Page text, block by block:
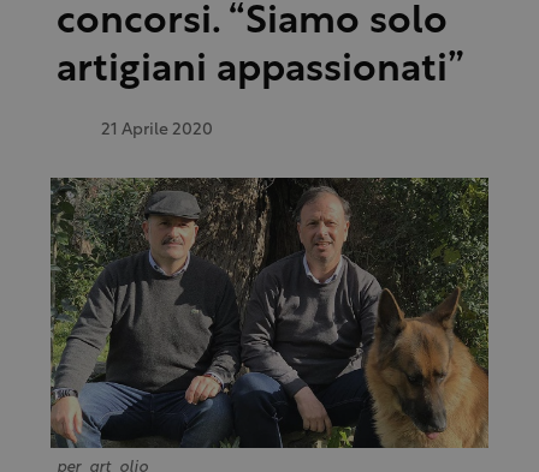
concorsi. “Siamo solo
artigiani appassionati”
21 Aprile 2020
per_art_olio